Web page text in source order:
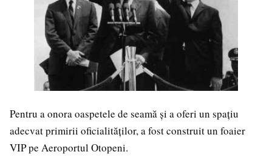
Pentru a onora oaspetele de seamă și a oferi un spațiu
adecvat primirii oficialităților, a fost construit un foaier
VIP pe Aeroportul Otopeni.